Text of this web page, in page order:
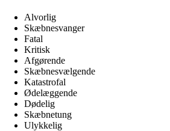
Alvorlig
Skæbnesvanger
Fatal
Kritisk
Afgørende
Skæbnesvælgende
Katastrofal
Ødelæggende
Dødelig
Skæbnetung
Ulykkelig